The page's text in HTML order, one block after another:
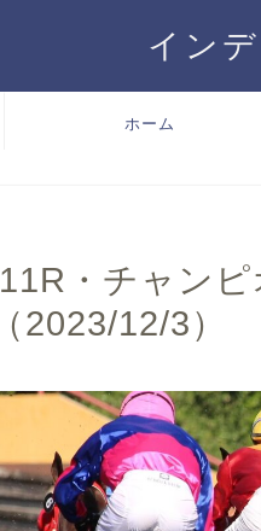
イン
ホーム
・チャン
2023/12/3）